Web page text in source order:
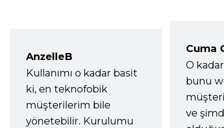
AnzelleB
Kullanımı o kadar basit
ki, en teknofobik
müşterilerim bile
yönetebilir. Kurulumu
Cuma
O
bunu
ve